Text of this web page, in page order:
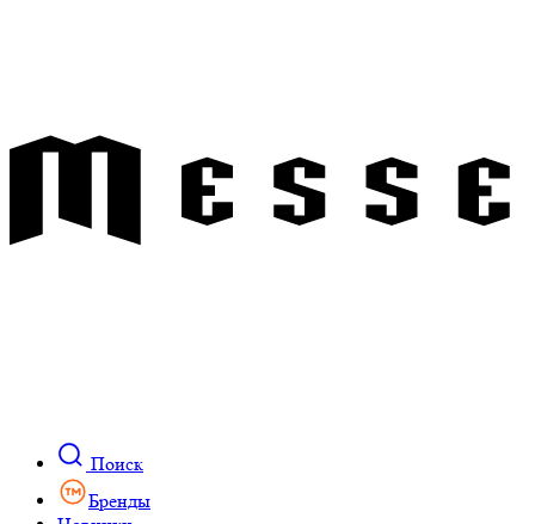
Поиск
Бренды